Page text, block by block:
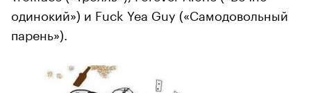
одинокий») и Fuck Yea Guy («Самодовольный
парень»).